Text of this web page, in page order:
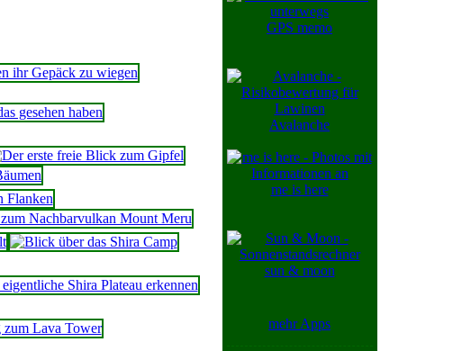
GPS memo
Avalanche
me is here
sun & moon
mehr Apps